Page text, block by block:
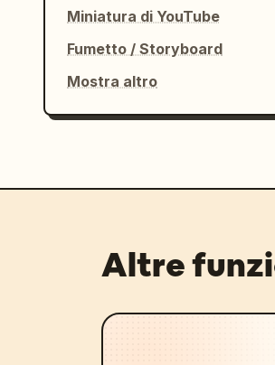
Miniatura di YouTube
Fumetto / Storyboard
Mostra altro
Altre